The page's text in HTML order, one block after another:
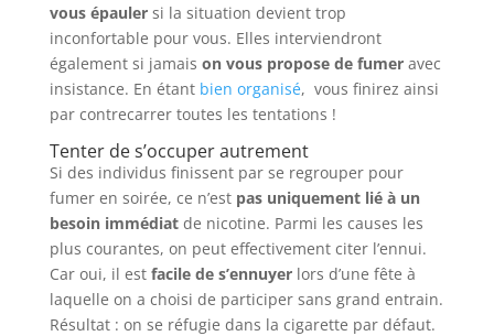
vous épaulersi la situation devient trop
inconfortable pour vous. Elles interviendront
également si jamais on vous propose de fumeravec
insistance. En étant bien organisé, vous finirez ainsi
par contrecarrer toutes les tentations !
Tenter de s’occuper autrement
Si des individus finissent par se regrouper pour
fumer en soirée, ce n’est pas uniquement lié à un
besoin immédiatde nicotine. Parmi les causes les
plus courantes, on peut effectivement citer l’ennui.
Car oui, il est facile de s’ennuyerlors d’une fête à
laquelle on a choisi de participer sans grand entrain.
Résultat : on se réfugie dans la cigarette par défaut.